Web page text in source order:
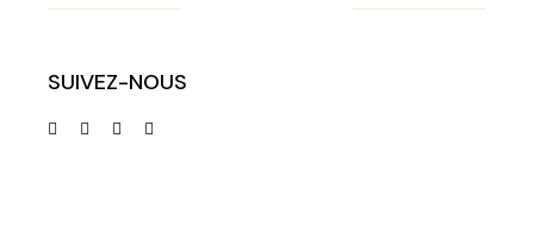
SUIVEZ-NOUS